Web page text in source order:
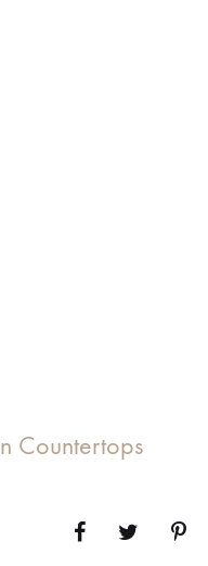
Countertops